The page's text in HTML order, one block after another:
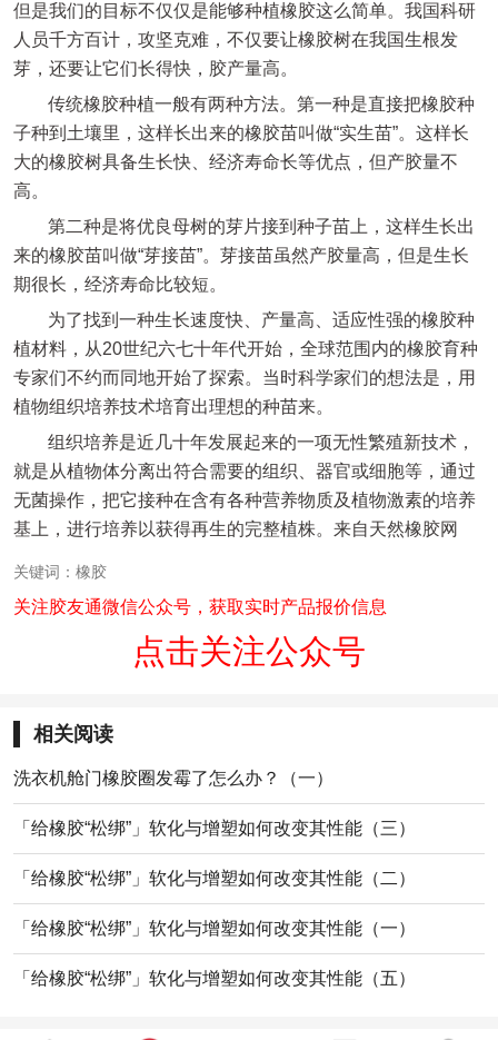
但是我们的目标不仅仅是能够种植橡胶这么简单。我国科研
人员千方百计，攻坚克难，不仅要让橡胶树在我国生根发
芽，还要让它们长得快，胶产量高。
传统橡胶种植一般有两种方法。第一种是直接把橡胶种
子种到土壤里，这样长出来的橡胶苗叫做“实生苗”。这样长
大的橡胶树具备生长快、经济寿命长等优点，但产胶量不
高。
第二种是将优良母树的芽片接到种子苗上，这样生长出
来的橡胶苗叫做“芽接苗”。芽接苗虽然产胶量高，但是生长
期很长，经济寿命比较短。
为了找到一种生长速度快、产量高、适应性强的橡胶种
植材料，从20世纪六七十年代开始，全球范围内的橡胶育种
专家们不约而同地开始了探索。当时科学家们的想法是，用
植物组织培养技术培育出理想的种苗来。
组织培养是近几十年发展起来的一项无性繁殖新技术，
就是从植物体分离出符合需要的组织、器官或细胞等，通过
无菌操作，把它接种在含有各种营养物质及植物激素的培养
基上，进行培养以获得再生的完整植株。来自天然橡胶网
关键词：橡胶
关注胶友通微信公众号，获取实时产品报价信息
点击关注公众号
相关阅读
洗衣机舱门橡胶圈发霉了怎么办？（一）
「给橡胶“松绑”」软化与增塑如何改变其性能（三）
「给橡胶“松绑”」软化与增塑如何改变其性能（二）
「给橡胶“松绑”」软化与增塑如何改变其性能（一）
「给橡胶“松绑”」软化与增塑如何改变其性能（五）